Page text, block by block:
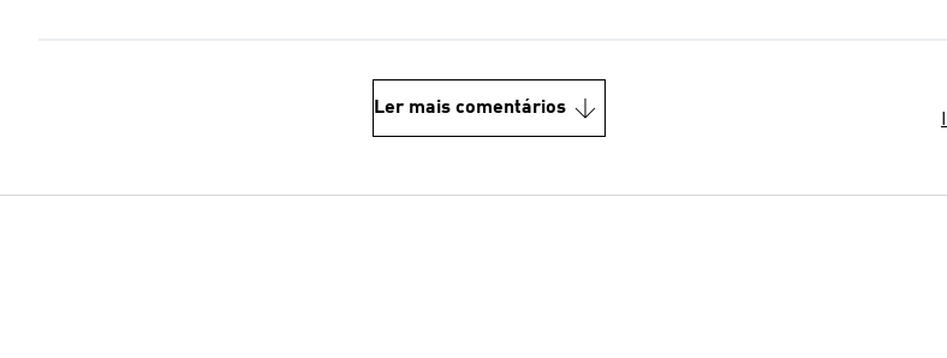
Ler mais comentários